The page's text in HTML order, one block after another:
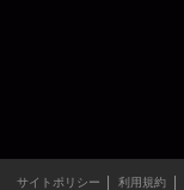
サイトポリシー 利用規約